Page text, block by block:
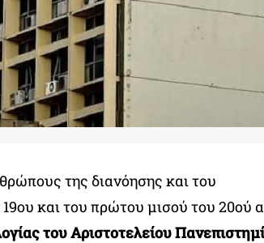
της διανόησης και του
και του πρώτου μισού του 20ού
του Αριστοτελείου